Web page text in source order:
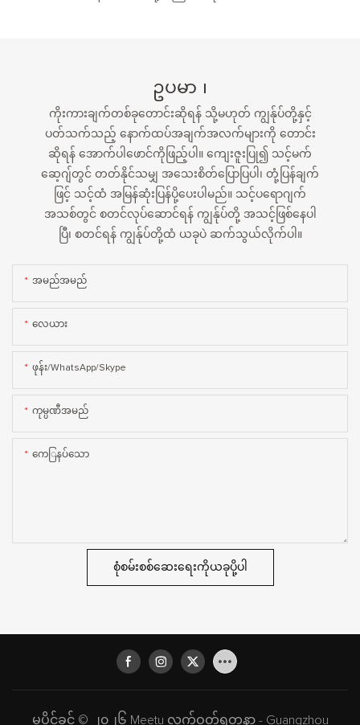
ဥပမာ ၊
ကိုးကားချက်တစ်ခုတောင်းဆိုရန် သို့မဟုတ် ကျွန်ုပ်တို့နှင့်
ပတ်သက်သည့် နောက်ထပ်အချက်အလက်များကို တောင်း
ဆိုရန် အောက်ပါဖောင်ကိုဖြည့်ပါ။ ကျေးဇူးပြု၍ သင့်မက်
ဆေ့ဂျ်တွင် တတ်နိုင်သမျှ အသေးစိတ်ပြောပြပါ၊ တုံ့ပြန်ချက်
ဖြင့် သင့်ထံ အမြန်ဆုံးပြန်ပို့ပေးပါမည်။ သင့်ပရောဂျက်
အသစ်တွင် စတင်လုပ်ဆောင်ရန် ကျွန်ုပ်တို့ အသင့်ဖြစ်နေပါ
ပြီ၊ စတင်ရန် ကျွန်ုပ်တို့ထံ ယခုပဲ ဆက်သွယ်လိုက်ပါ။
အမည်အမည်
လေယား
ဖုန်း/WhatsApp/Skype
ကုမ္ပဏီအမည်
ကေြနပ်သော
စုံစမ်းစစ်ဆေးရေးကိုယခုပို့ပါ
မူပိုင်ခွင့် © ၂၀၂၆ Meetu လက်ဝတ်ရတနာ - Guangzhou